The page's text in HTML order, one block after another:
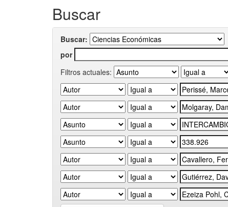
Buscar
Buscar:
por
Filtros actuales: